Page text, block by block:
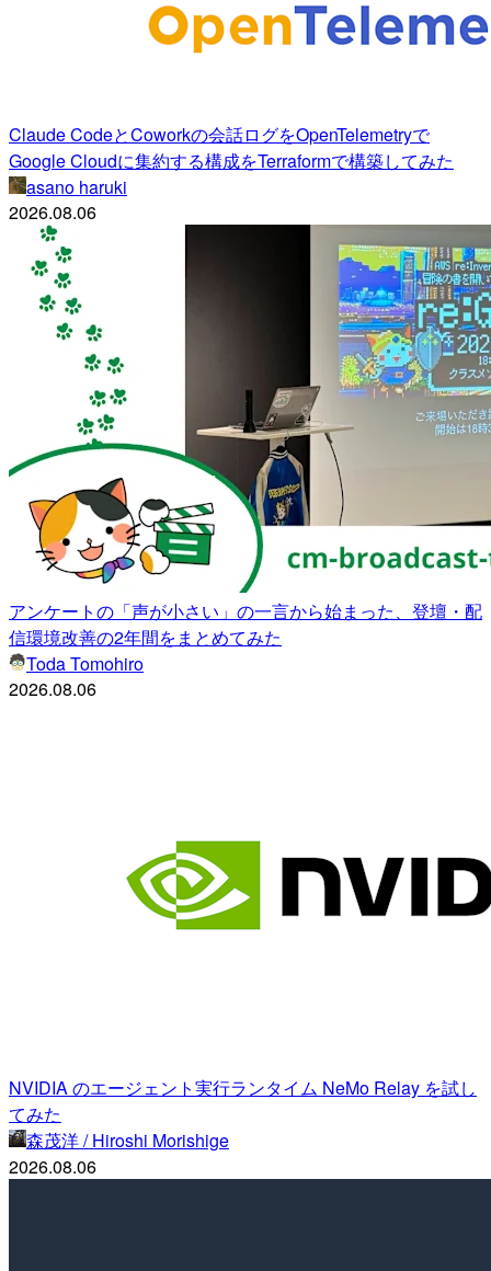
Claude CodeとCoworkの会話ログをOpenTelemetryで
Google Cloudに集約する構成をTerraformで構築してみた
asano haruki
2026.08.06
アンケートの「声が小さい」の一言から始まった、登壇・配
信環境改善の2年間をまとめてみた
Toda Tomohiro
2026.08.06
NVIDIA のエージェント実行ランタイム NeMo Relay を試し
てみた
森茂洋 / Hiroshi Morishige
2026.08.06